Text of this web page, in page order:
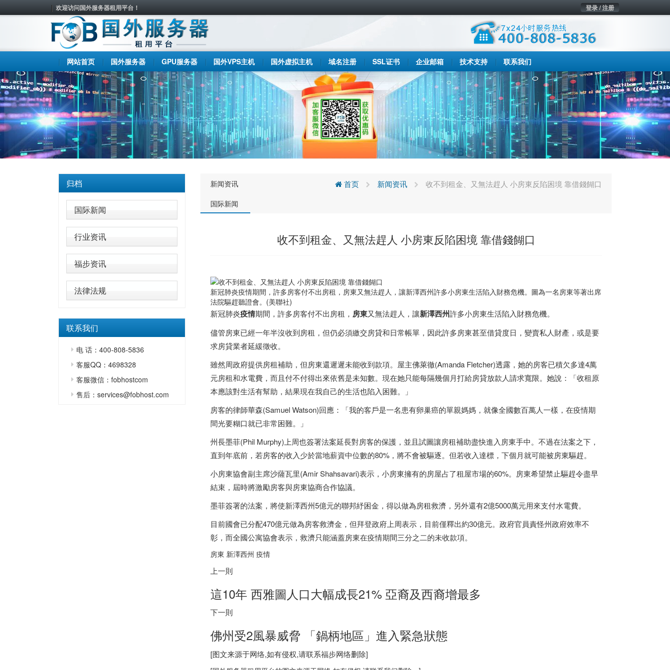
欢迎访问国外服务器租用平台！ 登录 / 注册
网站首页 国外服务器 GPU服务器 国外VPS主机 国外虚拟主机 域名注册 SSL证书 企业邮箱 技术支持 联系我们
归档
国际新闻
行业资讯
福步资讯
法律法规
联系我们
电 话：400-808-5836
客服QQ：4698328
客服微信：fobhostcom
售后：services@fobhost.com
新闻资讯
国际新闻
首页 新闻资讯 收不到租金、又無法趕人 小房東反陷困境 靠借錢餬口
收不到租金、又無法趕人 小房東反陷困境 靠借錢餬口
新冠肺炎疫情期間，許多房客付不出房租，房東又無法趕人，讓新澤西州許多小房東生活陷入財務危機。圖為一名房東等著出席
法院驅趕聽證會。(美聯社)
新冠肺炎疫情期間，許多房客付不出房租， 房東又無法趕人，讓新澤西州許多小房東生活陷入財務危機。
儘管房東已經一年半沒收到房租，但仍必須繳交房貸和日常帳單，因此許多房東甚至借貸度日，變賣私人財產，或是要
求房貸業者延緩徵收。
雖然周政府提供房租補助，但房東還遲遲未能收到款項。屋主佛萊徹(Amanda Fletcher)透露，她的房客已積欠多達4萬
元房租和水電費，而且付不付得出來依舊是未知數。現在她只能每隔幾個月打給房貸放款人請求寬限。她說：「收租原
本應該對生活有幫助，結果現在我自己的生活也陷入困難。」
房客的律師華森(Samuel Watson)回應：「我的客戶是一名患有卵巢癌的單親媽媽，就像全國數百萬人一樣，在疫情期
間光要糊口就已非常困難。」
州長墨菲(Phil Murphy)上周也簽署法案延長對房客的保護，並且試圖讓房租補助盡快進入房東手中。不過在法案之下，
直到年底前，若房客的收入少於當地薪資中位數的80%，將不會被驅逐。但若收入達標，下個月就可能被房東驅趕。
小房東協會副主席沙薩瓦里(Amir Shahsavari)表示，小房東擁有的房屋占了租屋市場的60%。房東希望禁止驅趕令盡早
結束，屆時將激勵房客與房東協商合作協議。
墨菲簽署的法案，將使新澤西州5億元的聯邦紓困金，得以做為房租救濟，另外還有2億5000萬元用來支付水電費。
目前國會已分配470億元做為房客救濟金，但拜登政府上周表示，目前僅釋出約30億元。政府官員責怪州政府效率不
彰，而全國公寓協會表示，救濟只能涵蓋房東在疫情期間三分之二的未收款項。
房東 新澤西州 疫情
上一則
這10年 西雅圖人口大幅成長21% 亞裔及西裔增最多
下一則
佛州受2風暴威脅 「鍋柄地區」進入緊急狀態
[图文来源于网络,如有侵权,请联系福步网络删除]